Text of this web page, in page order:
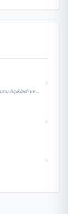
Açıkladı ve